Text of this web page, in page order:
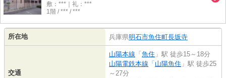
敷：***｜礼：***
1階 / *** / ***
所在地 兵庫県明石市魚住町長坂寺
交通
山陽本線 「 魚住 」駅 徒歩15～18分
山陽電鉄本線 「 山陽魚住 」駅 徒歩25
～27分